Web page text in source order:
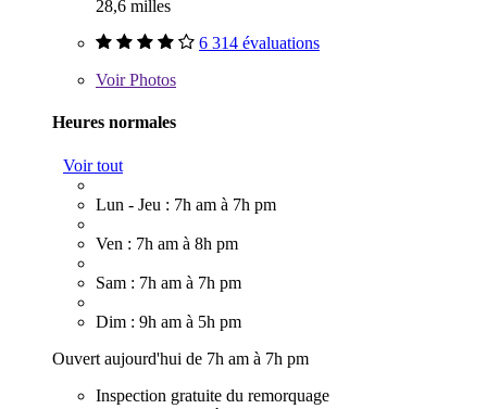
28,6 milles
6 314 évaluations
VoirPhotos
Heures normales
Voir tout
Lun - Jeu : 7h am à 7h pm
Ven : 7h am à 8h pm
Sam : 7h am à 7h pm
Dim : 9h am à 5h pm
Ouvert aujourd'hui de 7h am à 7h pm
Inspection gratuite du remorquage